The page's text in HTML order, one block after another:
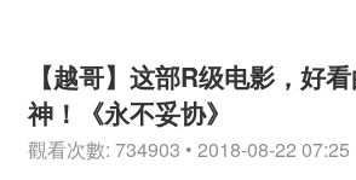
【越哥】这部R级电影，好
神！《永不妥协》
觀看次數: 734903 • 2018-08-22 07:25